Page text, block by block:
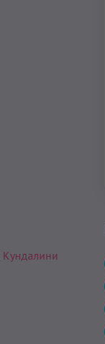
Кундалини